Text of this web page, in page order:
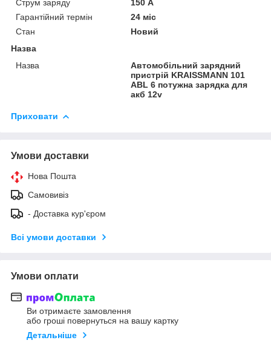
Струм заряду
150 А
Гарантійний термін
24 міс
Стан
Новий
Назва
Назва
Автомобільний зарядний
пристрій KRAISSMANN 101
ABL 6 потужна зарядка для
акб 12v
Приховати
Умови доставки
Нова Пошта
Самовивіз
- Доставка кур'єром
Всі умови доставки
Умови оплати
Ви отримаєте замовлення
або гроші повернуться на вашу картку
Детальніше